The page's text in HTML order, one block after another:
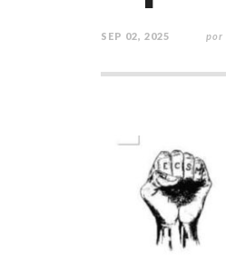
SEP 02, 2025 por